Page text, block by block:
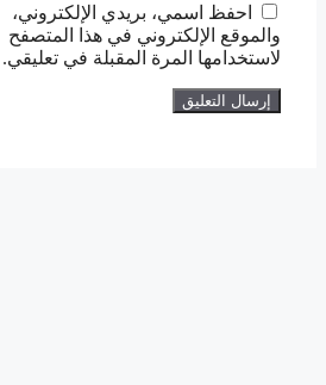
احفظ اسمي، بريدي الإلكتروني،
والموقع الإلكتروني في هذا المتصفح
لاستخدامها المرة المقبلة في تعليقي.